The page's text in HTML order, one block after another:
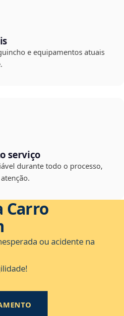
e equipamentos atuais
serviço
durante todo o processo,
Carro
ou acidente na